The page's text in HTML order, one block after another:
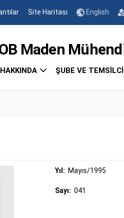
Site Haritası English
Maden
ŞUBE VE
Yıl: Mayıs/1995
Sayı: 041